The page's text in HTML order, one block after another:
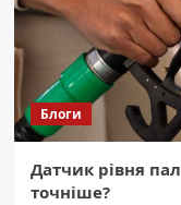
Блоги
Датчик рівня
точніше?